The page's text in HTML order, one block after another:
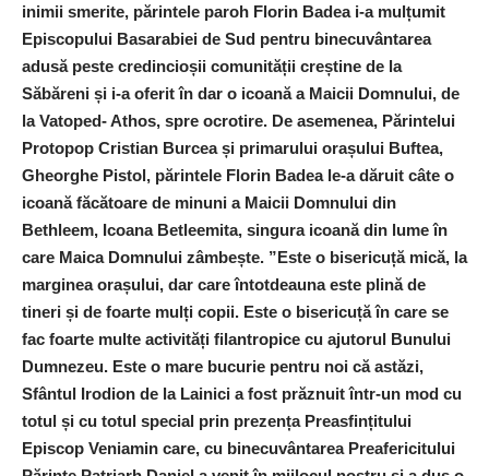
inimii smerite, părintele paroh Florin Badea i-a mulțumit
Episcopului Basarabiei de Sud pentru binecuvântarea
adusă peste credincioșii comunității creștine de la
Săbăreni și i-a oferit în dar o icoană a Maicii Domnului, de
la Vatoped- Athos, spre ocrotire. De asemenea, Părintelui
Protopop Cristian Burcea și primarului orașului Buftea,
Gheorghe Pistol, părintele Florin Badea le-a dăruit câte o
icoană făcătoare de minuni a Maicii Domnului din
Bethleem, Icoana Betleemita, singura icoană din lume în
care Maica Domnului zâmbește. ”Este o bisericuță mică, la
marginea orașului, dar care întotdeauna este plină de
tineri și de foarte mulți copii. Este o bisericuță în care se
fac foarte multe activități filantropice cu ajutorul Bunului
Dumnezeu. Este o mare bucurie pentru noi că astăzi,
Sfântul Irodion de la Lainici a fost prăznuit într-un mod cu
totul și cu totul special prin prezența Preasfințitului
Episcop Veniamin care, cu binecuvântarea Preafericitului